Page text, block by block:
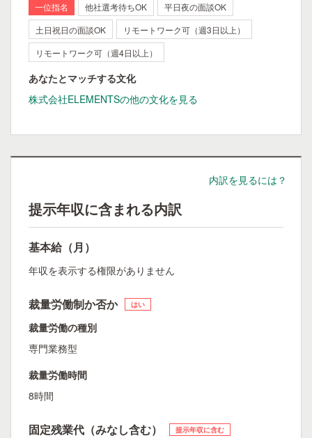
一位指名 他社選考待ちOK
平日夜の面談OK
土日祝日の面談OK
リモートワーク可（週3日以上）
リモートワーク可（週4日以上）
あなたとマッチする文化
株式会社ELEMENTSの他の文化を見る
内訳を見るには？
提示年収に含まれる内訳
基本給（月）
年収を表示する権限がありません
裁量労働制か否か はい
裁量労働の種別
専門業務型
裁量労働時間
8時間
固定残業代（みなし含む） 提示年収に含む